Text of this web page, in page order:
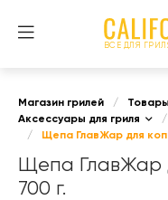
ВСЕ ДЛЯ
Магазин грилей /
Аксессуары для гриля
/
/
Щепа ГлавЖар для
Щепа ГлавЖар
700 г.